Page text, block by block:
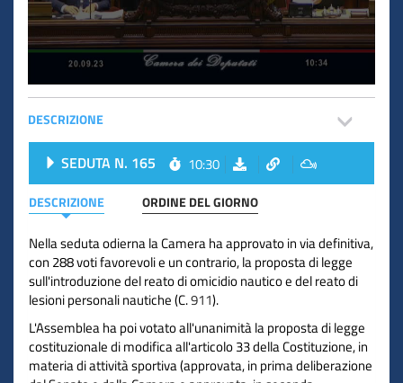
DESCRIZIONE
SEDUTA N. 165 10:30
DESCRIZIONE ORDINE DEL GIORNO
Nella seduta odierna la Camera ha approvato in via definitiva,
con 288 voti favorevoli e un contrario, la proposta di legge
sull'introduzione del reato di omicidio nautico e del reato di
lesioni personali nautiche (C.911).
L'Assemblea ha poi votato all'unanimità la proposta di legge
costituzionale di modifica all'articolo 33 della Costituzione, in
materia di attività sportiva (approvata, in prima deliberazione